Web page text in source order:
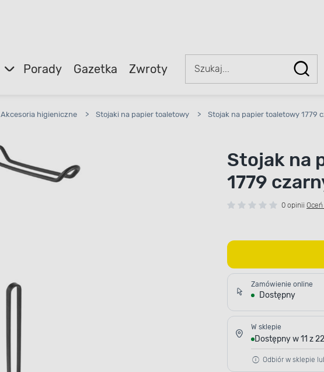
Porady Gazetka Zwroty
Akcesoria higieniczne > Stojaki na papier toaletowy > Stojak na papier toaletowy 1779
Stojak na
1779
0 opinii
Zamówienie online
Dostępny
W sklepie
Dostępny w 11 z
Odbiór w sklepie